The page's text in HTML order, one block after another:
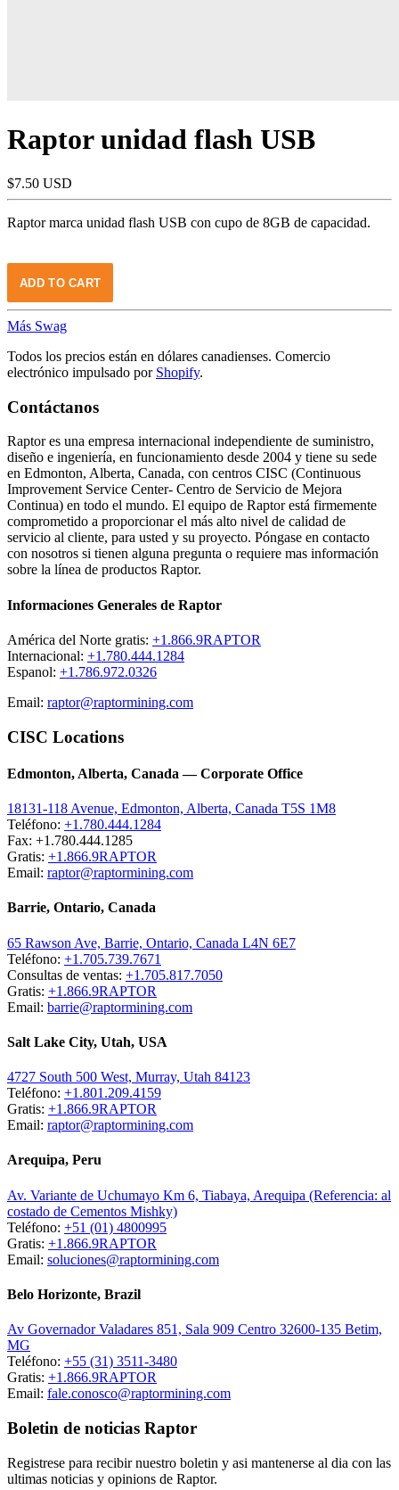
Raptor unidad flash USB
$7.50 USD
Raptor marca unidad flash USB con cupo de 8GB de capacidad.
Más Swag
Todos los precios están en dólares canadienses. Comercio
electrónico impulsado por Shopify.
Contáctanos
Raptor es una empresa internacional independiente de suministro,
diseño e ingeniería, en funcionamiento desde 2004 y tiene su sede
en Edmonton, Alberta, Canada, con centros CISC (Continuous
Improvement Service Center- Centro de Servicio de Mejora
Continua) en todo el mundo. El equipo de Raptor está firmemente
comprometido a proporcionar el más alto nivel de calidad de
servicio al cliente, para usted y su proyecto. Póngase en contacto
con nosotros si tienen alguna pregunta o requiere mas información
sobre la línea de productos Raptor.
Informaciones Generales de Raptor
América del Norte gratis: +1.866.9RAPTOR
Internacional: +1.780.444.1284
Espanol: +1.786.972.0326
Email: raptor@raptormining.com
CISC Locations
Edmonton, Alberta, Canada — Corporate Office
18131-118 Avenue, Edmonton, Alberta, Canada T5S 1M8
Teléfono: +1.780.444.1284
Fax: +1.780.444.1285
Gratis: +1.866.9RAPTOR
Email: raptor@raptormining.com
Barrie, Ontario, Canada
65 Rawson Ave, Barrie, Ontario, Canada L4N 6E7
Teléfono: +1.705.739.7671
Consultas de ventas: +1.705.817.7050
Gratis: +1.866.9RAPTOR
Email: barrie@raptormining.com
Salt Lake City, Utah, USA
4727 South 500 West, Murray, Utah 84123
Teléfono: +1.801.209.4159
Gratis: +1.866.9RAPTOR
Email: raptor@raptormining.com
Arequipa, Peru
Av. Variante de Uchumayo Km 6, Tiabaya, Arequipa (Referencia: al
costado de Cementos Mishky)
Teléfono: +51 (01) 4800995
Gratis: +1.866.9RAPTOR
Email: soluciones@raptormining.com
Belo Horizonte, Brazil
Av Governador Valadares 851, Sala 909 Centro 32600-135 Betim,
MG
Teléfono: +55 (31) 3511-3480
Gratis: +1.866.9RAPTOR
Email: fale.conosco@raptormining.com
Boletin de noticias Raptor
Registrese para recibir nuestro boletin y asi mantenerse al dia con las
ultimas noticias y opinions de Raptor.